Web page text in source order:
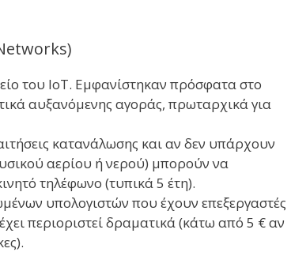
του IoT. Εμφανίστηκαν πρόσφατα στο
αυξανόμενης αγοράς, πρωταρχικά για
κατανάλωσης και αν δεν υπάρχουν
αερίου ή νερού) μπορούν να
τηλέφωνο (τυπικά 5 έτη).
υπολογιστών που έχουν επεξεργαστές
περιοριστεί δραματικά (κάτω από 5 € αν